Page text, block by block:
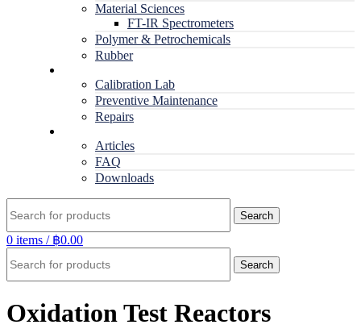
Material Sciences
FT-IR Spectrometers
Polymer & Petrochemicals
Rubber
Calibration Lab
Preventive Maintenance
Repairs
Articles
FAQ
Downloads
Search
0 items / ฿0.00
Search
Oxidation Test Reactors